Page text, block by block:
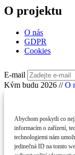
Abychom poskytli co
informacím o zařízení,
technologiemi nám
jedinečná ID na tomto
O projektu
O nás
GDPR
Cookies
E-mail
Kým budu 2026 // O